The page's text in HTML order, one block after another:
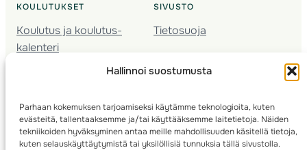
Hallinnoi suostumusta
Parhaan kokemuksen tarjoamiseksi käytämme teknologioita, kuten
evästeitä, tallentaaksemme ja/tai käyttääksemme laitetietoja. Näiden
tekniikoiden hyväksyminen antaa meille mahdollisuuden käsitellä tietoja,
kuten selauskäyttäytymistä tai yksilöllisiä tunnuksia tällä sivustolla.
KOULUTUKSET
Koulutus ja koulutus­
kalenteri
Nuorison koulutukset
Kartoitus
Ratamestari
SIVUSTO
Tietosuoja